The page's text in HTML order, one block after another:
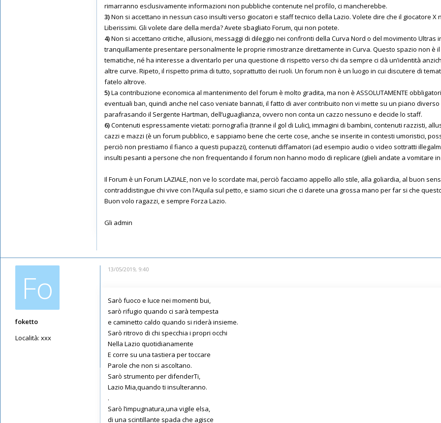
rimarranno esclusivamente informazioni non pubbliche contenute nel profilo, ci mancherebbe.
3)Non si accettano in nessun caso insulti verso giocatori e staff tecnico della Lazio. Volete dire che il giocatore
Liberissimi. Gli volete dare della merda? Avete sbagliato Forum, qui non potete.
4)Non si accettano critiche, allusioni, messaggi di dileggio nei confronti della Curva Nord o del movimento Ultras
tranquillamente presentare personalmente le proprie rimostranze direttamente in Curva. Questo spazio non è
tematiche, né ha interesse a diventarlo per una questione di rispetto verso chi da sempre ci dà un’identità
altre curve. Ripeto, il rispetto prima di tutto, soprattutto dei ruoli. Un forum non è un luogo in cui discutere di
fatelo altrove.
5)La contribuzione economica al mantenimento del forum è molto gradita, ma non è ASSOLUTAMENTE
eventuali ban, quindi anche nel caso veniate bannati, il fatto di aver contribuito non vi mette su un piano diverso
parafrasando il Sergente Hartman, dell’uguaglianza, ovvero non conta un cazzo nessuno e decide lo staff.
6)Contenuti espressamente vietati: pornografia (tranne il gol di Lulic), immagini di bambini, contenuti razzisti,
cazzi e mazzi (è un forum pubblico, e sappiamo bene che certe cose, anche se inserite in contesti umoristici,
perciò non prestiamo il fianco a questi pupazzi), contenuti diffamatori (ad esempio audio o video sottratti
insulti pesanti a persone che non frequentando il forum non hanno modo di replicare (glieli andate a vomitare in
Il Forum è un Forum LAZIALE, non ve lo scordate mai, perciò facciamo appello allo stile, alla goliardia, al buon
contraddistingue chi vive con l’Aquila sul petto, e siamo sicuri che ci darete una grossa mano per far si che
Buon volo ragazzi, e sempre Forza Lazio.
Gli admin
Fo
foketto
Località: xxx
13/05/2019, 9:40
Sarò fuoco e luce nei momenti bui,
sarò rifugio quando ci sarà tempesta
e caminetto caldo quando si riderà insieme.
Sarò ritrovo di chi specchia i propri occhi
Nella Lazio quotidianamente
E corre su una tastiera per toccare
Parole che non si ascoltano.
Sarò strumento per difenderTi,
Lazio Mia,quando ti insulteranno.
.
Sarò l’impugnatura,una vigile elsa,
di una scintillante spada che agisce